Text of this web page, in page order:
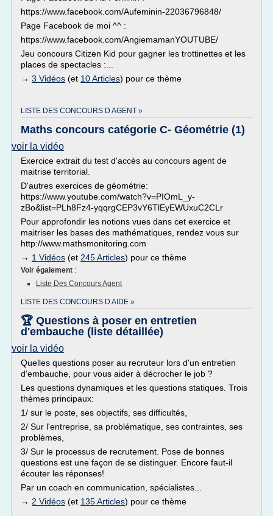
https://www.facebook.com/Aufeminin-22036796848/
Page Facebook de moi ^^ :
https://www.facebook.com/AngiemamanYOUTUBE/
Jeu concours Citizen Kid pour gagner les trottinettes et les
places de spectacles :...
→ 3 Vidéos (et 10 Articles) pour ce thème
LISTE DES CONCOURS D AGENT »
Maths concours catégorie C- Géométrie (1)
voir la vidéo
Exercice extrait du test d'accès au concours agent de
maitrise territorial.
D'autres exercices de géométrie:
https://www.youtube.com/watch?v=PIOmL_y-
zBo&list=PLh8Fz4-yqqrgCEP3vY6TlEyEWUxuC2CLr
Pour approfondir les notions vues dans cet exercice et
maitriser les bases des mathématiques, rendez vous sur
http://www.mathsmonitoring.com
→ 1 Vidéos (et 245 Articles) pour ce thème
Voir également :
Liste Des Concours Agent
LISTE DES CONCOURS D AIDE »
🏆 Questions à poser en entretien
d'embauche (liste détaillée)
voir la vidéo
Quelles questions poser au recruteur lors d'un entretien
d'embauche, pour vous aider à décrocher le job ?
Les questions dynamiques et les questions statiques. Trois
thèmes principaux:
1/ sur le poste, ses objectifs, ses difficultés,
2/ Sur l'entreprise, sa problématique, ses contraintes, ses
problèmes,
3/ Sur le processus de recrutement. Pose de bonnes
questions est une façon de se distinguer. Encore faut-il
écouter les réponses!
Par un coach en communication, spécialistes...
→ 2 Vidéos (et 135 Articles) pour ce thème